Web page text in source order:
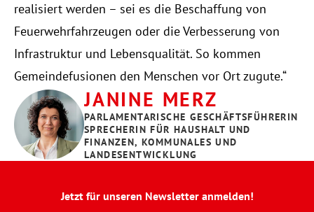
realisiert werden – sei es die Beschaffung von
Feuerwehrfahrzeugen oder die Verbesserung von
Infrastruktur und Lebensqualität. So kommen
Gemeindefusionen den Menschen vor Ort zugute.“
JANINE MERZ
PARLAMENTARISCHE GESCHÄFTSFÜHRERIN
SPRECHERIN FÜR HAUSHALT UND
FINANZEN, KOMMUNALES UND
LANDESENTWICKLUNG
Jetzt für unseren Newsletter anmelden!